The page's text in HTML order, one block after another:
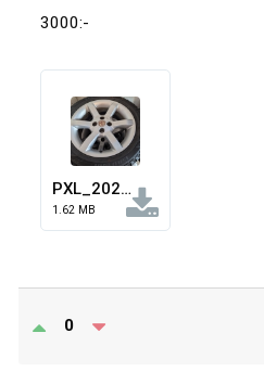
3000:-
PXL_20260321_140200811.jpg
1.62 MB
0